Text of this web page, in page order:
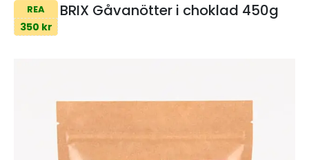
REA
350 kr
BRIX Gåvanötter i choklad 450g